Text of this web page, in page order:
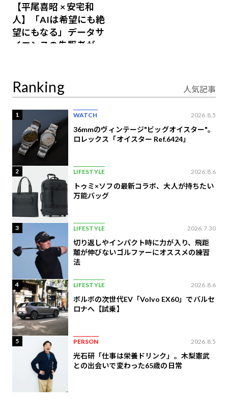
【平尾喜昭 × 安宅和
人】「AIは希望にも絶
望にもなる」データサ
イエンスの先駆者が語
Ranking 人気記事
1 WATCH 2026.8.5
36mmのヴィンテージ"ビッグオイスター"。
ロレックス「オイスター Ref.6424」
2 LIFESTYLE 2026.8.6
トゥミ×ソフの最新コラボ、大人が持ちたい
万能バッグ
3 LIFESTYLE 2026.7.30
切り返しやインパクト時に力が入り、飛距
離が伸びないゴルファーにオススメの練習
法
4 LIFESTYLE 2026.8.6
ボルボの次世代EV「Volvo EX60」でバルセ
ロナへ【試乗】
5 PERSON 2026.8.5
光石研「仕事は栄養ドリンク」。木梨憲武
との出会いで変わった65歳の日常